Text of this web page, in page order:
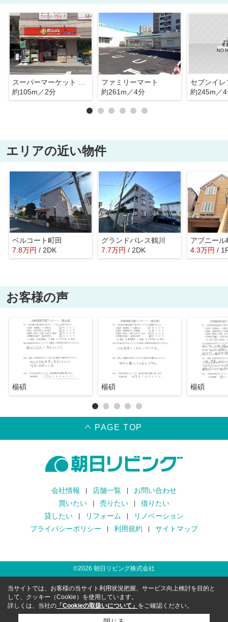
約105m／2分
ファミリーマート
約261m／4分
約245m／
エリアの近い物件
ベルコート町田
7.8万円 / 2DK
グランドパレス鶴川
7.7万円 / 2DK
アブニール
4.3万円 /
お客様の声
楊碩 楊碩 楊碩
PAGE TOP
会社情報 店舗一覧
お問い合わせ
買いたい
売りたい
借りたい
貸したい
リフォーム
リノベーション
プライバシーポリシー
利用規約 サイトマップ
©2026 朝日リビング株式会社
当サイトでは、お客様の当サイト利用状況把握、サービス向上検討を目的と
して、クッキー（Cookie）を使用しています。
詳しくは、当社の 「Cookieの取扱いについて」 をご確認ください。